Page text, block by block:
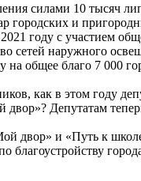
силами 10 тысяч
городских и
году с участием
сетей наружного
на общее благо 7 000
как в этом году
Депутатам
и «Путь к
благоустройству